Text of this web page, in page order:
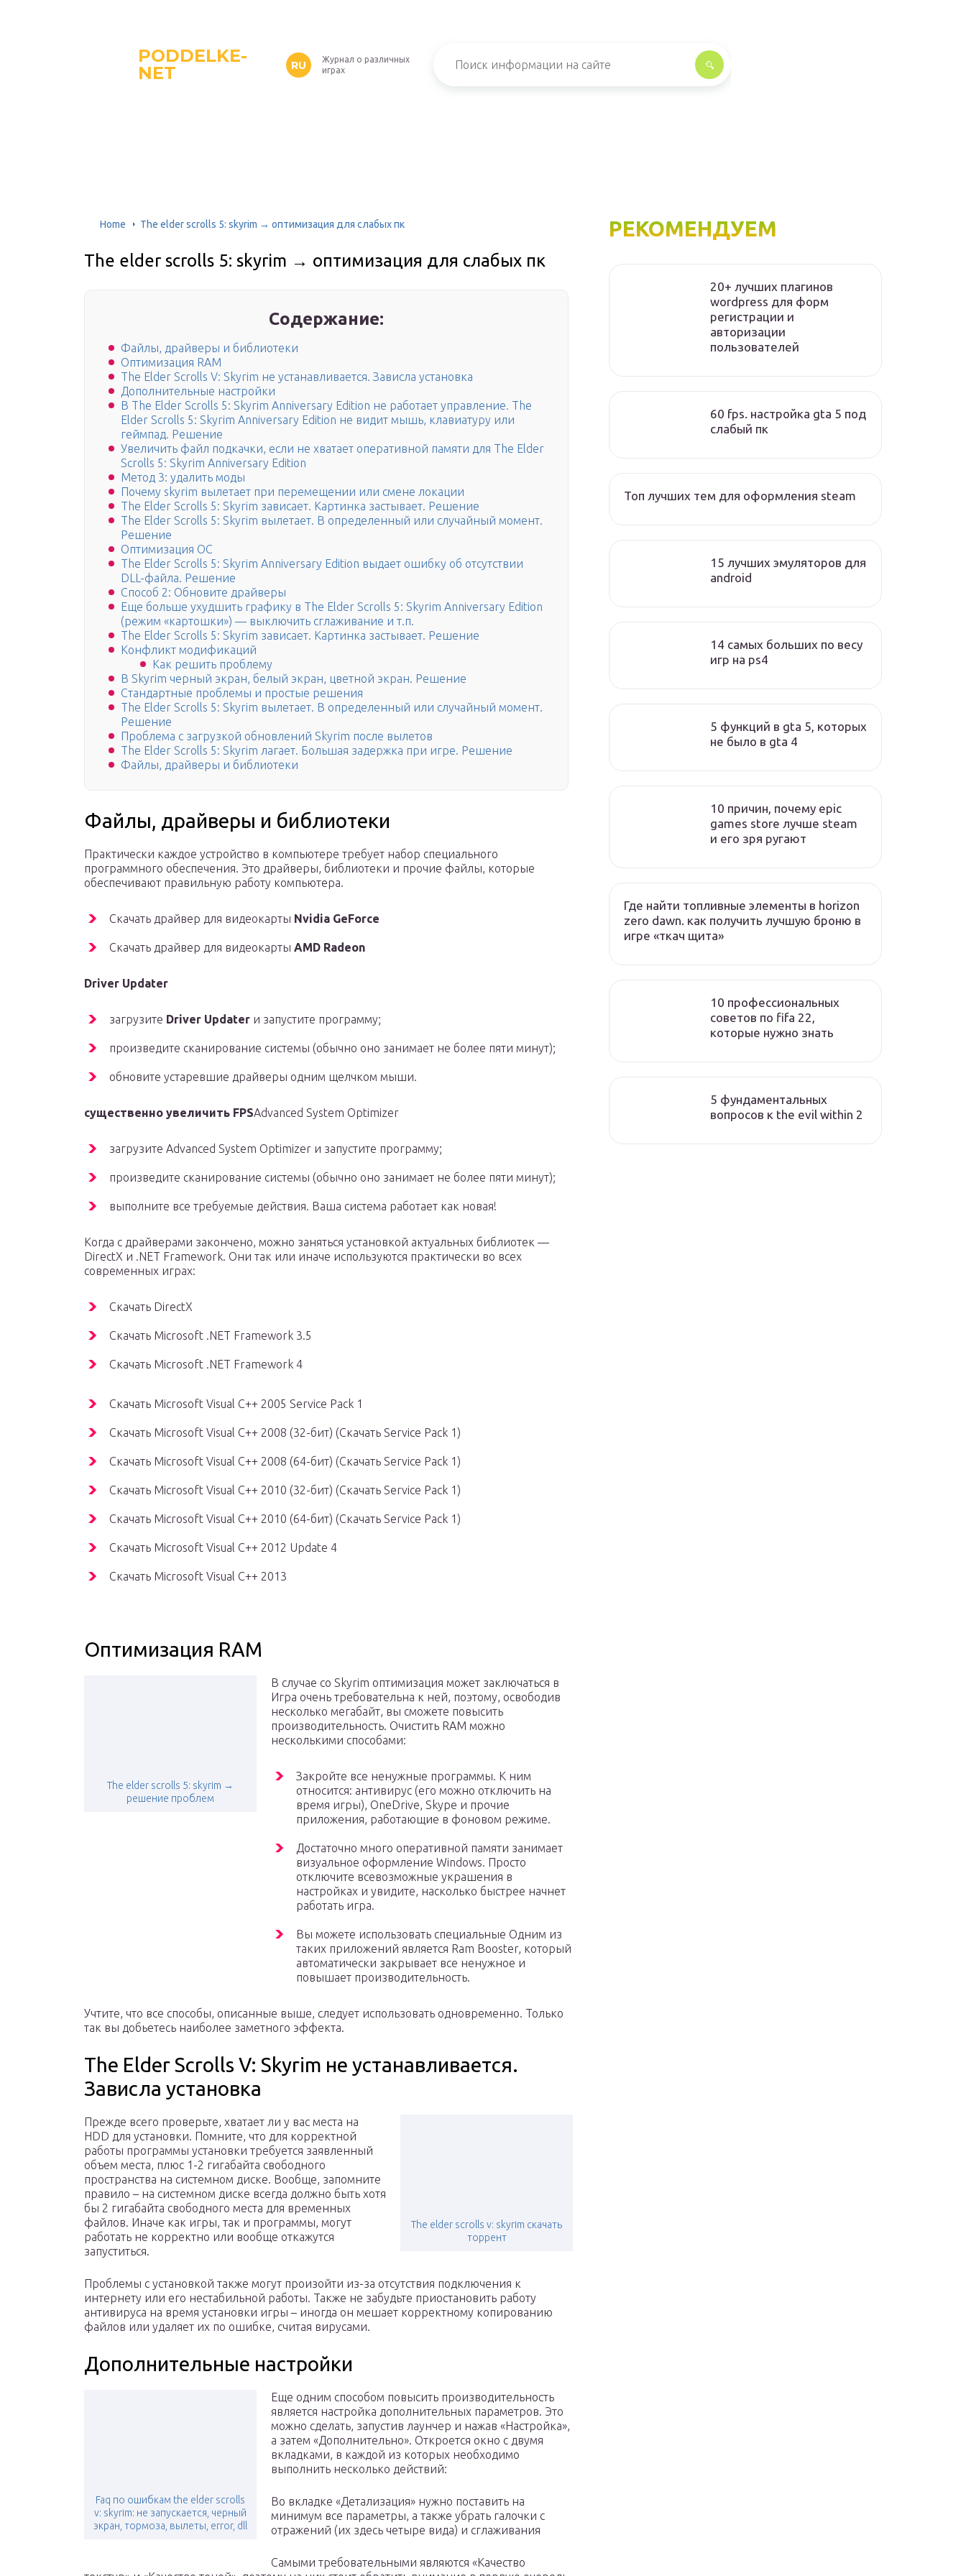
PODDELKE-
NET
RU
Журнал о различных
играх
Home The elder scrolls 5: skyrim → оптимизация для слабых пк
The elder scrolls 5: skyrim → оптимизация для слабых пк
Содержание:
Файлы, драйверы и библиотеки
Оптимизация RAM
The Elder Scrolls V: Skyrim не устанавливается. Зависла установка
Дополнительные настройки
В The Elder Scrolls 5: Skyrim Anniversary Edition не работает управление. The
Elder Scrolls 5: Skyrim Anniversary Edition не видит мышь, клавиатуру или
геймпад. Решение
Увеличить файл подкачки, если не хватает оперативной памяти для The Elder
Scrolls 5: Skyrim Anniversary Edition
Метод 3: удалить моды
Почему skyrim вылетает при перемещении или смене локации
The Elder Scrolls 5: Skyrim зависает. Картинка застывает. Решение
The Elder Scrolls 5: Skyrim вылетает. В определенный или случайный момент.
Решение
Оптимизация ОС
The Elder Scrolls 5: Skyrim Anniversary Edition выдает ошибку об отсутствии
DLL-файла. Решение
Способ 2: Обновите драйверы
Еще больше ухудшить графику в The Elder Scrolls 5: Skyrim Anniversary Edition
(режим «картошки») — выключить сглаживание и т.п.
The Elder Scrolls 5: Skyrim зависает. Картинка застывает. Решение
Конфликт модификаций
Как решить проблему
В Skyrim черный экран, белый экран, цветной экран. Решение
Стандартные проблемы и простые решения
The Elder Scrolls 5: Skyrim вылетает. В определенный или случайный момент.
Решение
Проблема с загрузкой обновлений Skyrim после вылетов
The Elder Scrolls 5: Skyrim лагает. Большая задержка при игре. Решение
Файлы, драйверы и библиотеки
Файлы, драйверы и библиотеки
Практически каждое устройство в компьютере требует набор специального
программного обеспечения. Это драйверы, библиотеки и прочие файлы, которые
обеспечивают правильную работу компьютера.
Скачать драйвер для видеокарты Nvidia GeForce
Скачать драйвер для видеокарты AMD Radeon
Driver Updater
загрузите Driver Updater и запустите программу;
произведите сканирование системы (обычно оно занимает не более пяти минут);
обновите устаревшие драйверы одним щелчком мыши.
существенно увеличить FPSAdvanced System Optimizer
загрузите Advanced System Optimizer и запустите программу;
произведите сканирование системы (обычно оно занимает не более пяти минут);
выполните все требуемые действия. Ваша система работает как новая!
Когда с драйверами закончено, можно заняться установкой актуальных библиотек —
DirectX и .NET Framework. Они так или иначе используются практически во всех
современных играх:
Скачать DirectX
Скачать Microsoft .NET Framework 3.5
Скачать Microsoft .NET Framework 4
Скачать Microsoft Visual C++ 2005 Service Pack 1
Скачать Microsoft Visual C++ 2008 (32-бит) (Скачать Service Pack 1)
Скачать Microsoft Visual C++ 2008 (64-бит) (Скачать Service Pack 1)
Скачать Microsoft Visual C++ 2010 (32-бит) (Скачать Service Pack 1)
Скачать Microsoft Visual C++ 2010 (64-бит) (Скачать Service Pack 1)
Скачать Microsoft Visual C++ 2012 Update 4
Скачать Microsoft Visual C++ 2013
Оптимизация RAM
The elder scrolls 5: skyrim →
решение проблем
В случае со Skyrim оптимизация может заключаться в
Игра очень требовательна к ней, поэтому, освободив
несколько мегабайт, вы сможете повысить
производительность. Очистить RAM можно
несколькими способами:
Закройте все ненужные программы. К ним
относится: антивирус (его можно отключить на
время игры), OneDrive, Skype и прочие
приложения, работающие в фоновом режиме.
Достаточно много оперативной памяти занимает
визуальное оформление Windows. Просто
отключите всевозможные украшения в
настройках и увидите, насколько быстрее начнет
работать игра.
Вы можете использовать специальные Одним из
таких приложений является Ram Booster, который
автоматически закрывает все ненужное и
повышает производительность.
Учтите, что все способы, описанные выше, следует использовать одновременно. Только
так вы добьетесь наиболее заметного эффекта.
The Elder Scrolls V: Skyrim не устанавливается.
Зависла установка
The elder scrolls v: skyrim скачать
торрент
Прежде всего проверьте, хватает ли у вас места на
HDD для установки. Помните, что для корректной
работы программы установки требуется заявленный
объем места, плюс 1-2 гигабайта свободного
пространства на системном диске. Вообще, запомните
правило – на системном диске всегда должно быть хотя
бы 2 гигабайта свободного места для временных
файлов. Иначе как игры, так и программы, могут
работать не корректно или вообще откажутся
запуститься.
Проблемы с установкой также могут произойти из-за отсутствия подключения к
интернету или его нестабильной работы. Также не забудьте приостановить работу
антивируса на время установки игры – иногда он мешает корректному копированию
файлов или удаляет их по ошибке, считая вирусами.
Дополнительные настройки
Faq по ошибкам the elder scrolls
v: skyrim: не запускается, черный
экран, тормоза, вылеты, error, dll
Еще одним способом повысить производительность
является настройка дополнительных параметров. Это
можно сделать, запустив лаунчер и нажав «Настройка»,
а затем «Дополнительно». Откроется окно с двумя
вкладками, в каждой из которых необходимо
выполнить несколько действий:
Во вкладке «Детализация» нужно поставить на
минимум все параметры, а также убрать галочки с
отражений (их здесь четыре вида) и сглаживания
Самыми требовательными являются «Качество
РЕКОМЕНДУЕМ
20+ лучших плагинов
wordpress для форм
регистрации и
авторизации
пользователей
60 fps. настройка gta 5 под
слабый пк
Топ лучших тем для оформления steam
15 лучших эмуляторов для
android
14 самых больших по весу
игр на ps4
5 функций в gta 5, которых
не было в gta 4
10 причин, почему epic
games store лучше steam
и его зря ругают
Где найти топливные элементы в horizon
zero dawn. как получить лучшую броню в
игре «ткач щита»
10 профессиональных
советов по fifa 22,
которые нужно знать
5 фундаментальных
вопросов к the evil within 2